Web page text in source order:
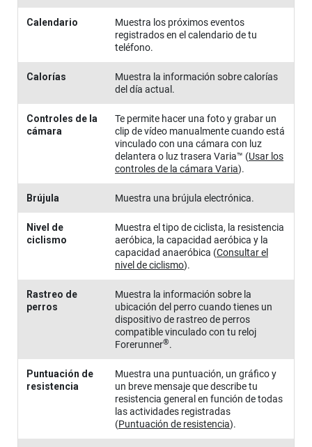
Calendario
Muestra los próximos eventos
registrados en el calendario de tu
teléfono.
Calorías
Muestra la información sobre calorías
del día actual.
Controles de la
cámara
Te permite hacer una foto y grabar un
clip de vídeo manualmente cuando está
vinculado con una cámara con luz
delantera o luz trasera Varia™ (Usar los
controles de la cámara Varia).
Brújula Muestra una brújula electrónica.
Nivel de
ciclismo
Muestra el tipo de ciclista, la resistencia
aeróbica, la capacidad aeróbica y la
capacidad anaeróbica (Consultar el
nivel de ciclismo).
Rastreo de
perros
Muestra la información sobre la
ubicación del perro cuando tienes un
dispositivo de rastreo de perros
compatible vinculado con tu reloj
Forerunner®.
Puntuación de
resistencia
Muestra una puntuación, un gráfico y
un breve mensaje que describe tu
resistencia general en función de todas
las actividades registradas
(Puntuación de resistencia).